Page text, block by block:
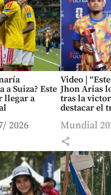
a Suiza? Este
llegar a
2026
Video |
Jhon Arias
tras la
destacar el
Mundial
share